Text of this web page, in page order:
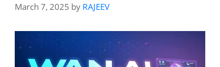
March 7, 2025 by RAJEEV